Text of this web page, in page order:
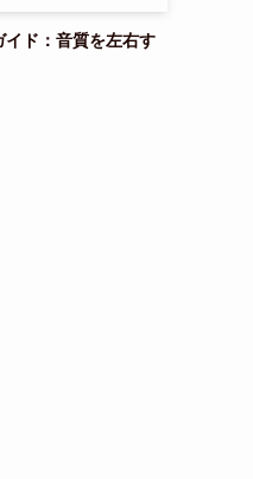
ド：音質を左右す